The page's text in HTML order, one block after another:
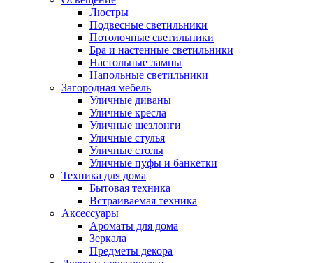
Люстры
Подвесные светильники
Потолочные светильники
Бра и настенные светильники
Настольные лампы
Напольные светильники
Загородная мебель
Уличные диваны
Уличные кресла
Уличные шезлонги
Уличные стулья
Уличные столы
Уличные пуфы и банкетки
Техника для дома
Бытовая техника
Встраиваемая техника
Аксессуары
Ароматы для дома
Зеркала
Предметы декора